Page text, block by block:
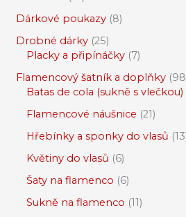
Dárkové poukazy 8
Drobné dárky 25
Placky a připínáčky 7
Flamencový šatník a doplňky 98
Batas de cola (sukně s vlečkou)
Flamencové náušnice 21
Hřebínky a sponky do vlasů 13
Květiny do vlasů 6
Šaty na flamenco 6
Sukně na flamenco 11